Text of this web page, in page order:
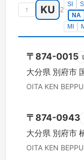
↑ KU 2
SI
NA
MI
〒 874-0015
大分県 別府市
OITA KEN
〒 874-0943
大分県 別府市
OITA KEN